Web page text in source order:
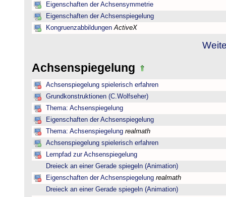
Eigenschaften der Achsensymmetrie
Eigenschaften der Achsenspiegelung
Kongruenzabbildungen ActiveX
Achsenspiegelung
Achsenspiegelung spielerisch erfahren
Grundkonstruktionen (C.Wolfseher)
Thema: Achsenspiegelung
Eigenschaften der Achsenspiegelung
Thema: Achsenspiegelung realmath
Achsenspiegelung spielerisch erfahren
Lernpfad zur Achsenspiegelung
Dreieck an einer Gerade spiegeln (Animation)
Eigenschaften der Achsenspiegelung realmath
Dreieck an einer Gerade spiegeln (Animation)